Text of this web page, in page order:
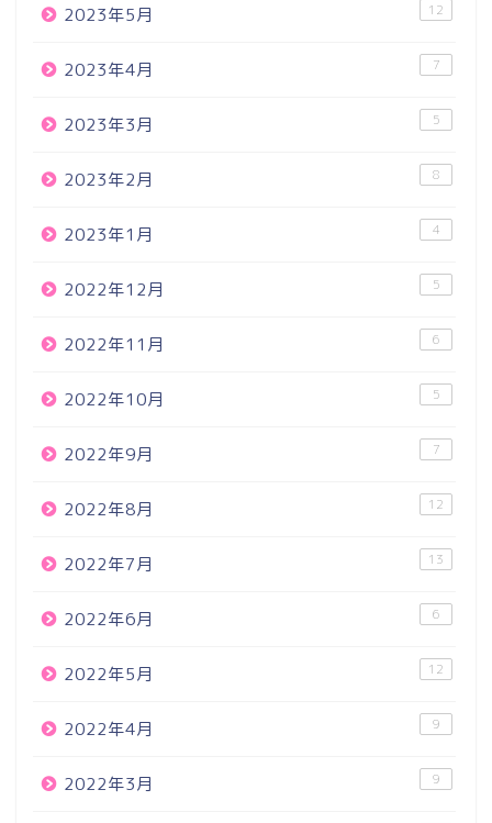
2023年5月 12
2023年4月 7
2023年3月 5
2023年2月 8
2023年1月 4
2022年12月 5
2022年11月 6
2022年10月 5
2022年9月 7
2022年8月 12
2022年7月 13
2022年6月 6
2022年5月 12
2022年4月 9
2022年3月 9